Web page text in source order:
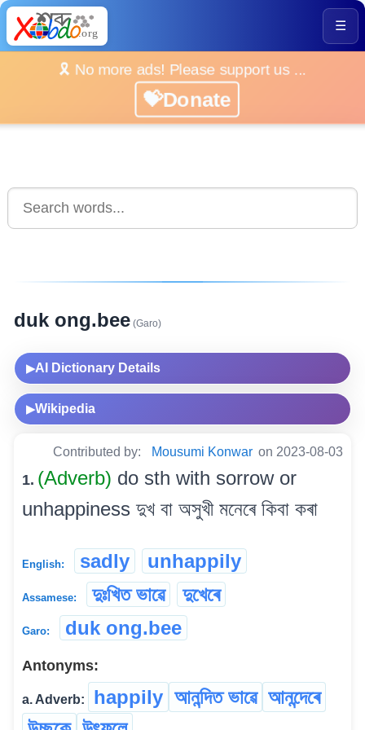
☰
🎗️ No more ads! Please support us ...
💝Donate
duk ong.bee (Garo)
▶AI Dictionary Details
▶Wikipedia
Contributed by: Mousumi Konwar on 2023-08-03
1. (Adverb) do sth with sorrow or
unhappiness দুখ বা অসুখী মনেৰে কিবা কৰা
English: sadly unhappily
Assamese: দুঃখিত ভাৱে দুখেৰে
Garo: duk ong.bee
Antonyms:
a. Adverb: happily আনন্দিত ভাৱে আনন্দেৰে